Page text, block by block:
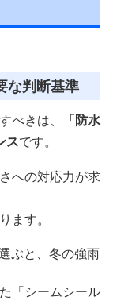
な判断基準
べきは、
「防水
スです。
への対応力が求
ます。
ぶと、冬の強雨
「シームシール